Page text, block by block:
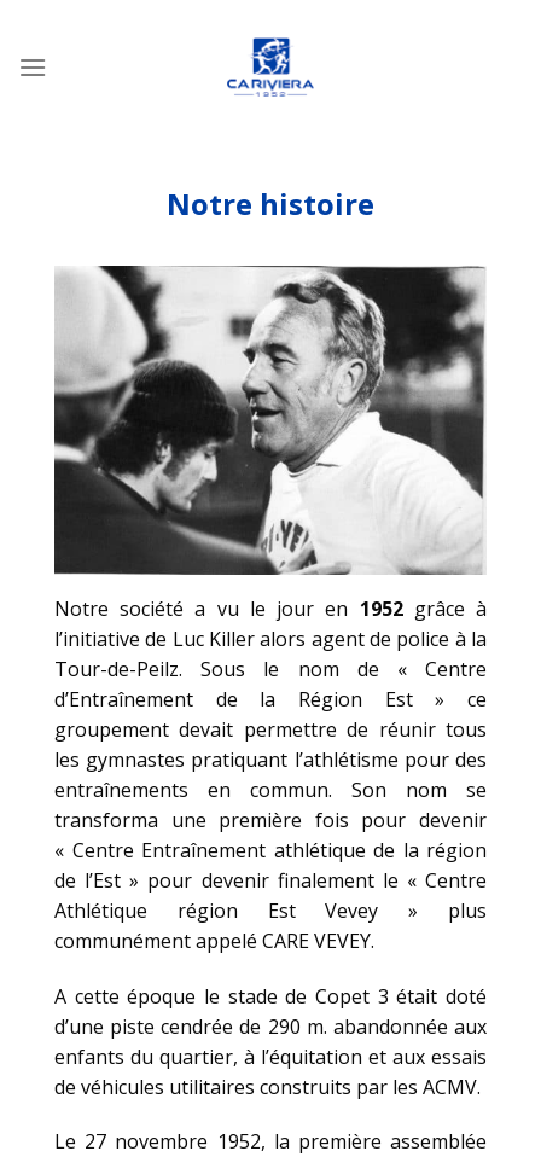
contenu
Notre histoire
Notre société a vu le jour en 1952grâce à
l’initiative de Luc Killer alors agent de police à la
Tour-de-Peilz. Sous le nom de « Centre
d’Entraînement de la Région Est » ce
groupement devait permettre de réunir tous
les gymnastes pratiquant l’athlétisme pour des
entraînements en commun. Son nom se
transforma une première fois pour devenir
« Centre Entraînement athlétique de la région
de l’Est » pour devenir finalement le « Centre
Athlétique région Est Vevey » plus
communément appelé CARE VEVEY.
A cette époque le stade de Copet 3 était doté
d’une piste cendrée de 290 m. abandonnée aux
enfants du quartier, à l’équitation et aux essais
de véhicules utilitaires construits par les ACMV.
Le 27 novembre 1952, la première assemblée